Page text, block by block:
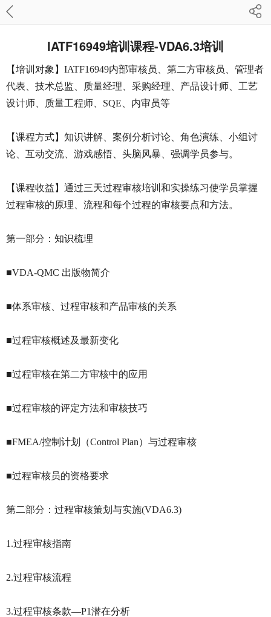
IATF16949培训课程-VDA6.3培训
【培训对象】IATF16949内部审核员、第二方审核员、管理者
代表、技术总监、质量经理、采购经理、产品设计师、工艺
设计师、质量工程师、SQE、内审员等
【课程方式】知识讲解、案例分析讨论、角色演练、小组讨
论、互动交流、游戏感悟、头脑风暴、强调学员参与。
【课程收益】通过三天过程审核培训和实操练习使学员掌握
过程审核的原理、流程和每个过程的审核要点和方法。
第一部分：知识梳理
■VDA-QMC 出版物简介
■体系审核、过程审核和产品审核的关系
■过程审核概述及最新变化
■过程审核在第二方审核中的应用
■过程审核的评定方法和审核技巧
■FMEA/控制计划（Control Plan）与过程审核
■过程审核员的资格要求
第二部分：过程审核策划与实施(VDA6.3)
1.过程审核指南
2.过程审核流程
3.过程审核条款—P1潜在分析